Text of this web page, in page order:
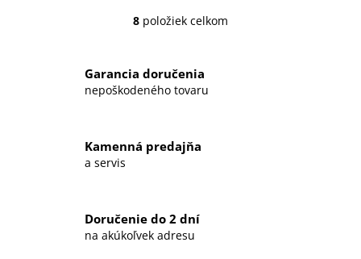
O
á
d
i
v
k
8 položiek celkom
Garancia doručenia
nepoškodeného tovaru
Kamenná predajňa
a servis
Doručenie do 2 dní
na akúkoľvek adresu